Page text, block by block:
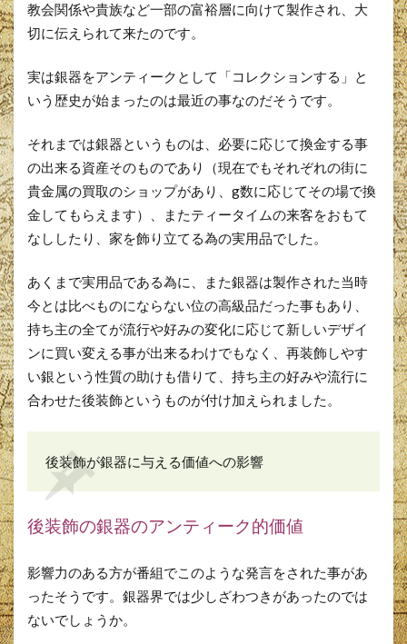
教会関係や貴族など一部の富裕層に向けて製作され、大
切に伝えられて来たのです。
実は銀器をアンティークとして「コレクションする」と
いう歴史が始まったのは最近の事なのだそうです。
それまでは銀器というものは、必要に応じて換金する事
の出来る資産そのものであり（現在でもそれぞれの街に
貴金属の買取のショップがあり、g数に応じてその場で換
金してもらえます）、またティータイムの来客をおもて
なししたり、家を飾り立てる為の実用品でした。
あくまで実用品である為に、また銀器は製作された当時
今とは比べものにならない位の高級品だった事もあり、
持ち主の全てが流行や好みの変化に応じて新しいデザイ
ンに買い変える事が出来るわけでもなく、再装飾しやす
い銀という性質の助けも借りて、持ち主の好みや流行に
合わせた後装飾というものが付け加えられました。
後装飾が銀器に与える価値への影響
後装飾の銀器のアンティーク的価値
影響力のある方が番組でこのような発言をされた事があ
ったそうです。銀器界では少しざわつきがあったのでは
ないでしょうか。